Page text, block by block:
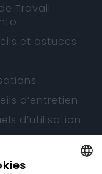
Travail
et astuces
d’entretien
d’utilisation